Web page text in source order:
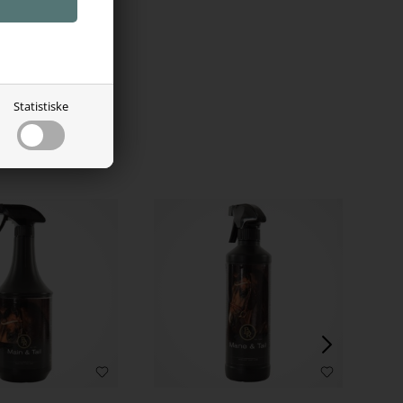
Statistiske
– så det